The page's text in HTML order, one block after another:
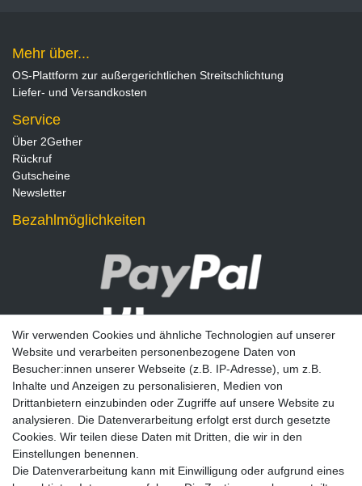
Mehr über...
OS-Plattform zur außergerichtlichen Streitschlichtung
Liefer- und Versandkosten
Service
Über 2Gether
Rückruf
Gutscheine
Newsletter
Bezahlmöglichkeiten
Newsletter
E-MAIL **
Wir verwenden Cookies und ähnliche Technologien auf unserer
Website und verarbeiten personenbezogene Daten von
Besucher:innen unserer Webseite (z.B. IP-Adresse), um z.B.
Inhalte und Anzeigen zu personalisieren, Medien von
Drittanbietern einzubinden oder Zugriffe auf unsere Website zu
analysieren. Die Datenverarbeitung erfolgt erst durch gesetzte
Cookies. Wir teilen diese Daten mit Dritten, die wir in den
Einstellungen benennen.
Die Datenverarbeitung kann mit Einwilligung oder aufgrund eines